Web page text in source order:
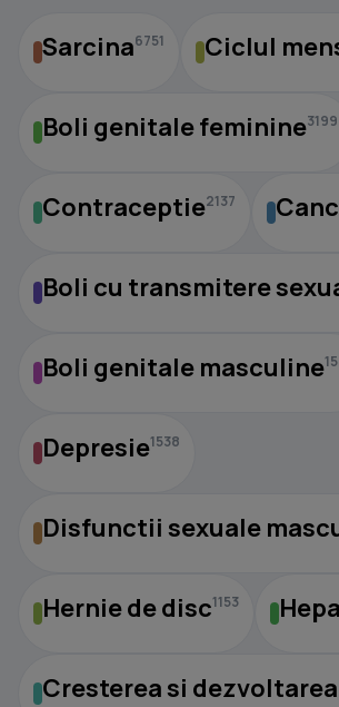
Sarcina6751 Ciclul
Boli genitale feminine3199
Contraceptie2137
Boli cu transmitere
Boli genitale masculine
Depresie1538
Disfunctii sexuale
Hernie de disc1153
Cresterea si